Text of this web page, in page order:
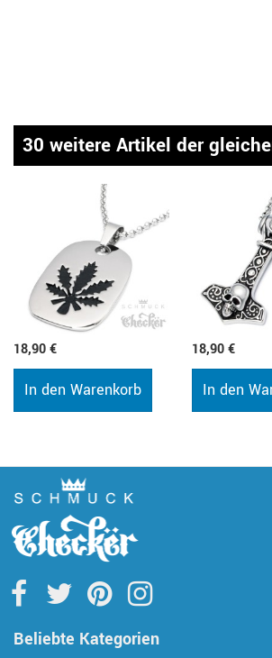
30 weitere Artikel der
18,90 €
In den Warenkorb
18,90 €
In den
Beliebte Kategorien